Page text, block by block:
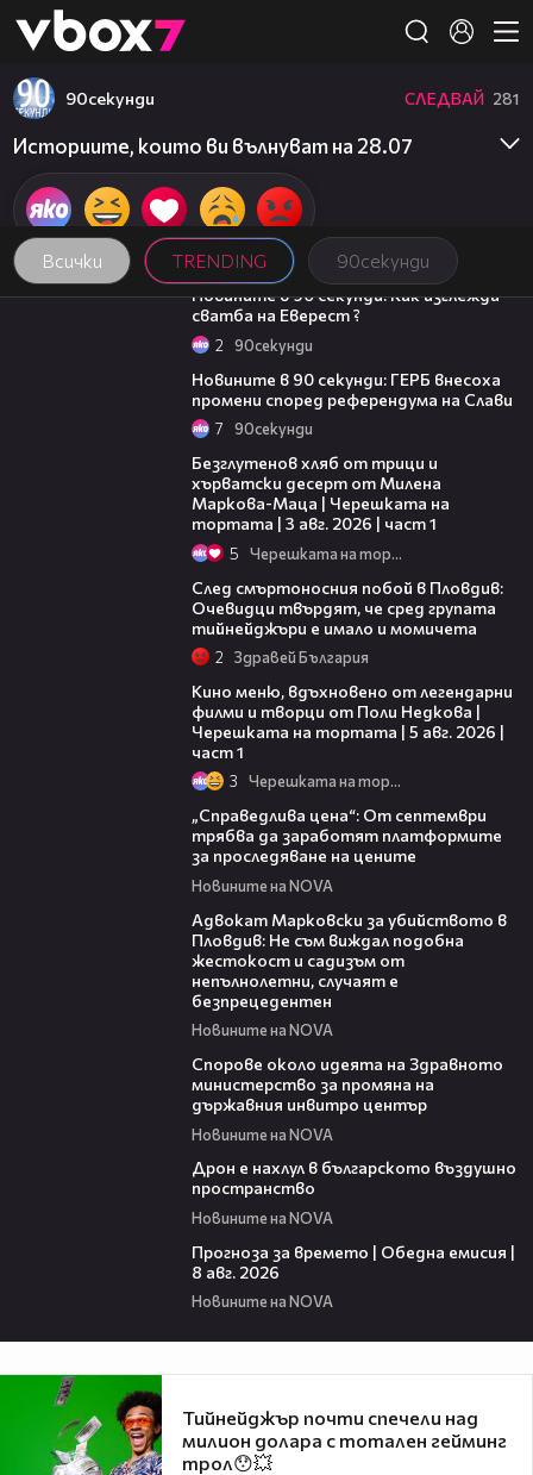
👾
Всички TRENDING 90секунди
90секунди СЛЕДВАЙ 281
Историите, които ви вълнуват на 28.07
01:54
Новините в 90 секунди: Как изглежда
сватба на Еверест ?
2 90секунди
Новините в 90 секунди: ГЕРБ внесоха
промени според референдума на Слави
7 90секунди
Безглутенов хляб от трици и
хърватски десерт от Милена
Маркова-Маца | Черешката на
тортата | 3 авг. 2026 | част 1
5 Черешката на тортата
След смъртоносния побой в Пловдив:
Очевидци твърдят, че сред групата
тийнейджъри е имало и момичета
2 Здравей България
Кино меню, вдъхновено от легендарни
филми и творци от Поли Недкова |
Черешката на тортата | 5 авг. 2026 |
част 1
3 Черешката на тортата
„Справедлива цена“: От септември
трябва да заработят платформите
за проследяване на цените
Новините на NOVA
Адвокат Марковски за убийството в
Пловдив: Не съм виждал подобна
жестокост и садизъм от
непълнолетни, случаят е
безпрецедентен
Новините на NOVA
Спорове около идеята на Здравното
министерство за промяна на
държавния инвитро център
Новините на NOVA
Дрон е нахлул в българското въздушно
пространство
Новините на NOVA
Прогноза за времето | Обедна емисия |
8 авг. 2026
Новините на NOVA
Тийнейджър почти спечели над
милион долара с тотален гейминг
трол😯💥